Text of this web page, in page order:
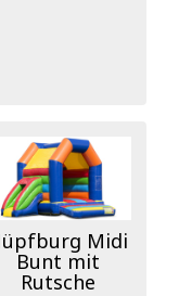
Midi
Bunt mit
Rutsche